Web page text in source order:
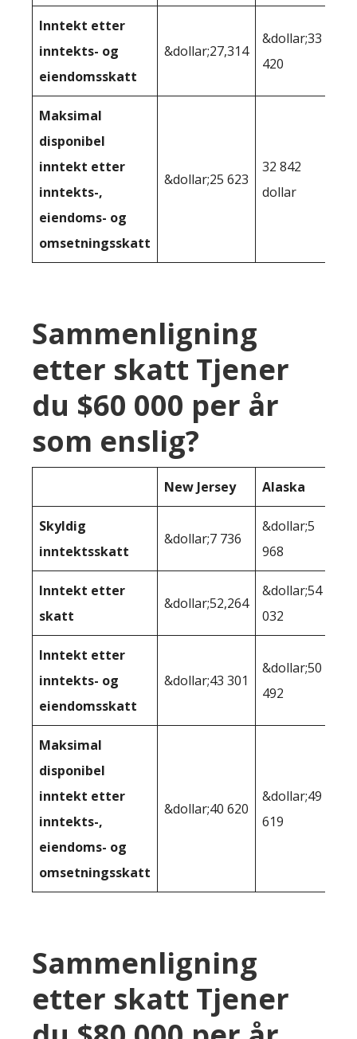
Inntekt etter
inntekts- og
eiendomsskatt
&dollar;27,314
&dollar;33
420
Maksimal
disponibel
inntekt etter
inntekts-,
eiendoms- og
omsetningsskatt
&dollar;25 623
32 842
dollar
Sammenligning
etter skatt Tjener
du $60 000 per år
som enslig?
New Jersey Alaska
Skyldig
inntektsskatt
&dollar;7 736
&dollar;5
968
Inntekt etter
skatt
&dollar;52,264
&dollar;54
032
Inntekt etter
inntekts- og
eiendomsskatt
&dollar;43 301
&dollar;50
492
Maksimal
disponibel
inntekt etter
inntekts-,
eiendoms- og
omsetningsskatt
&dollar;40 620
&dollar;49
619
Sammenligning
etter skatt Tjener